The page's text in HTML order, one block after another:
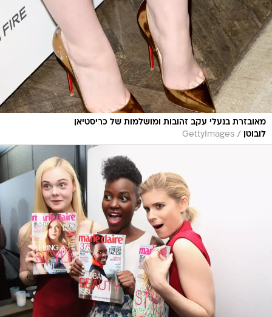
מאובזרת בנעלי עקב זהובות ומושלמות של כריסטיאן
לובוטן
/
GettyImages